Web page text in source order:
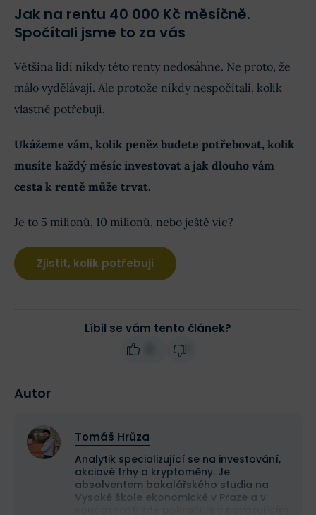
Jak na rentu 40 000 Kč měsíčně.
Spočítali jsme to za vás
Většina lidí nikdy této renty nedosáhne. Ne proto, že
málo vydělávají. Ale protože nikdy nespočítali, kolik
vlastně potřebují.
Ukážeme vám, kolik peněz budete potřebovat, kolik
musíte každý měsíc investovat a jak dlouho vám
cesta k rentě může trvat.
Je to 5 milionů, 10 milionů, nebo ještě víc?
Zjistit, kolik potřebuji
Líbil se vám tento článek?
1
Autor
Tomáš Hrůza
Analytik specializující se na investování,
akciové trhy a kryptoměny. Je
absolventem bakalářského studia na
Vysoké škole ekonomické v Praze a v